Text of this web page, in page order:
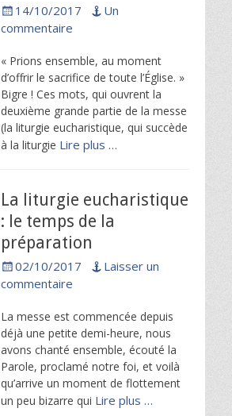
Posted14/10/2017
Un
commentaire
« Prions ensemble, au moment
d’offrir le sacrifice de toute l’Église. »
Bigre ! Ces mots, qui ouvrent la
deuxième grande partie de la messe
(la liturgie eucharistique, qui succède
à la liturgie Lire plus …
La liturgie eucharistique
: le temps de la
préparation
Posted
02/10/2017
Laisser un
commentaire
La messe est commencée depuis
déjà une petite demi-heure, nous
avons chanté ensemble, écouté la
Parole, proclamé notre foi, et voilà
qu’arrive un moment de flottement
un peu bizarre qui Lire plus …